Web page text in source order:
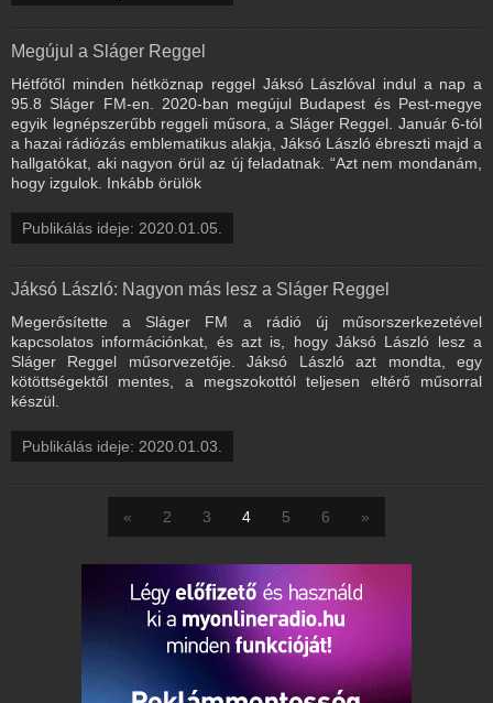
Megújul a Sláger Reggel
Hétfőtől minden hétköznap reggel Jáksó Lászlóval indul a nap a
95.8 Sláger FM-en. 2020-ban megújul Budapest és Pest-megye
egyik legnépszerűbb reggeli műsora, a Sláger Reggel. Január 6-tól
a hazai rádiózás emblematikus alakja, Jáksó László ébreszti majd a
hallgatókat, aki nagyon örül az új feladatnak. “Azt nem mondanám,
hogy izgulok. Inkább örülök
Publikálás ideje: 2020.01.05.
Jáksó László: Nagyon más lesz a Sláger Reggel
Megerősítette a Sláger FM a rádió új műsorszerkezetével
kapcsolatos információnkat, és azt is, hogy Jáksó László lesz a
Sláger Reggel műsorvezetője. Jáksó László azt mondta, egy
kötöttségektől mentes, a megszokottól teljesen eltérő műsorral
készül.
Publikálás ideje: 2020.01.03.
« 2 3 4 5 6 »